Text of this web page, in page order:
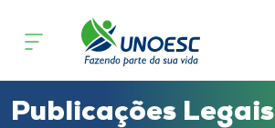
Cursos
Publicações Legais